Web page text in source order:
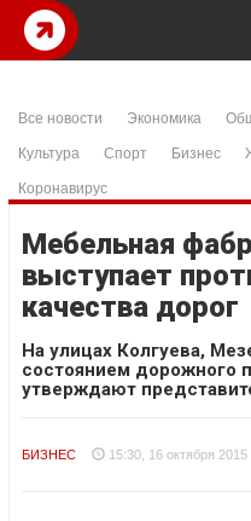
Все новости Экономика
Культура
Спорт Бизнес
Коронавирус
Мебельная
выступает
качества дорог
На улицах Колгуева,
состоянием дорожного
утверждают
БИЗНЕС 15:30, 16 октября 2015